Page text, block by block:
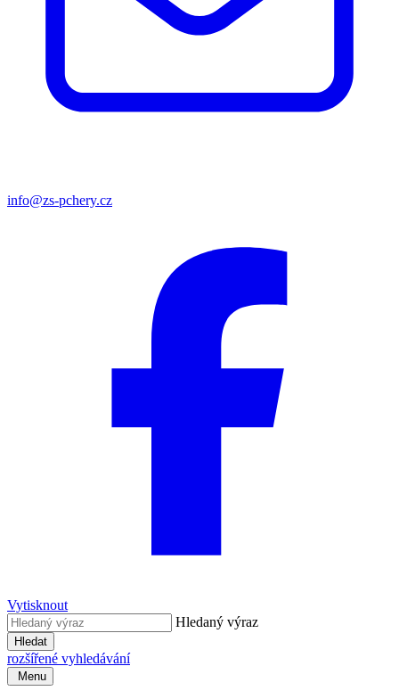
info@zs-pchery.cz
Vytisknout
Hledaný výraz
Hledat
rozšířené vyhledávání
Menu